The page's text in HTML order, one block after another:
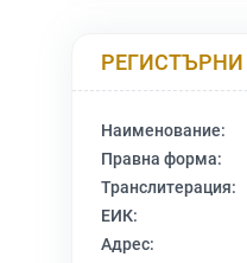
Наименование:
Правна форма:
Транслитерация:
ЕИК:
Адрес: